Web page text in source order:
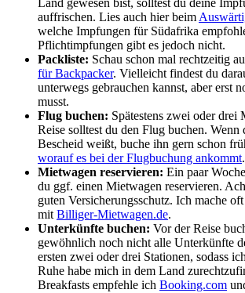
Land gewesen bist, solltest du deine
auffrischen. Lies auch hier beim
welche Impfungen für Südafrika
Pflichtimpfungen gibt es jedoch nicht.
Packliste: Schau schon mal rechtzeitig
für Backpacker. Vielleicht findest du
unterwegs gebrauchen kannst, aber erst
musst.
Flug buchen: Spätestens zwei oder drei
Reise solltest du den Flug buchen. Wenn
Bescheid weißt, buche ihn gern schon
worauf es bei der Flugbuchung ankommt.
Mietwagen reservieren: Ein paar
du ggf. einen Mietwagen reservieren.
guten Versicherungsschutz. Ich mache
mit Billiger-Mietwagen.de.
Unterkünfte buchen: Vor der Reise
gewöhnlich noch nicht alle Unterkünfte
ersten zwei oder drei Stationen, sodass
Ruhe habe mich in dem Land
Breakfasts empfehle ich Booking.com